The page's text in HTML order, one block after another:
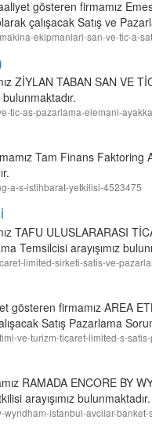
gösteren firmamız
çalışacak Satış ve
ekipmanlari-san-ve-tic-a-
ZİYLAN TABAN SAN VE
bulunmaktadır.
tic-as-pazarlama-elemani-
Tam Finans Faktoring
a-s-istihbarat-yetkilisi-4523475
TAFU ULUSLARARASI
Temsilcisi arayışımız
limited-sirketi-satis-ve-
gösteren firmamız AREA
Satış Pazarlama
ve-turizm-ticaret-limited-s-
RAMADA ENCORE BY
arayışımız bulunmaktadır.
istanbul-avcilar-